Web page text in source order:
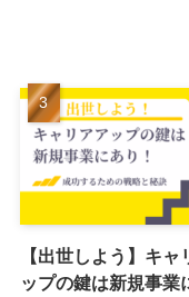
【出世しよう】キャ
ップの鍵は新規事業